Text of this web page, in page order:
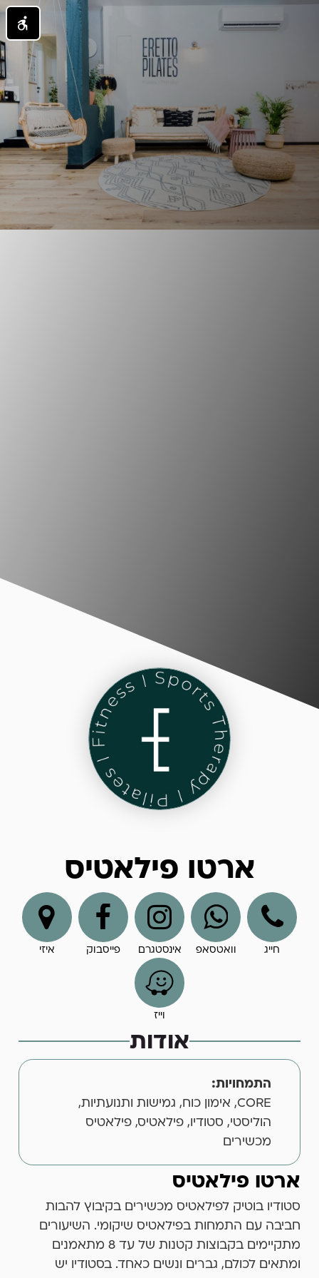
ארטו פילאטיס
חייג וואטסאפ אינסטגרם פייסבוק איזי
וייז
אודות
התמחויות:
CORE, אימון כוח, גמישות ותנועתיות,
הוליסטי, סטודיו, פילאטיס, פילאטיס
מכשירים
ארטו פילאטיס
סטודיו בוטיק לפילאטיס מכשירים בקיבוץ להבות
חביבה עם התמחות בפילאטיס שיקומי. השיעורים
מתקיימים בקבוצות קטנות של עד 8 מתאמנים
ומתאים לכולם, גברים ונשים כאחד. בסטודיו יש